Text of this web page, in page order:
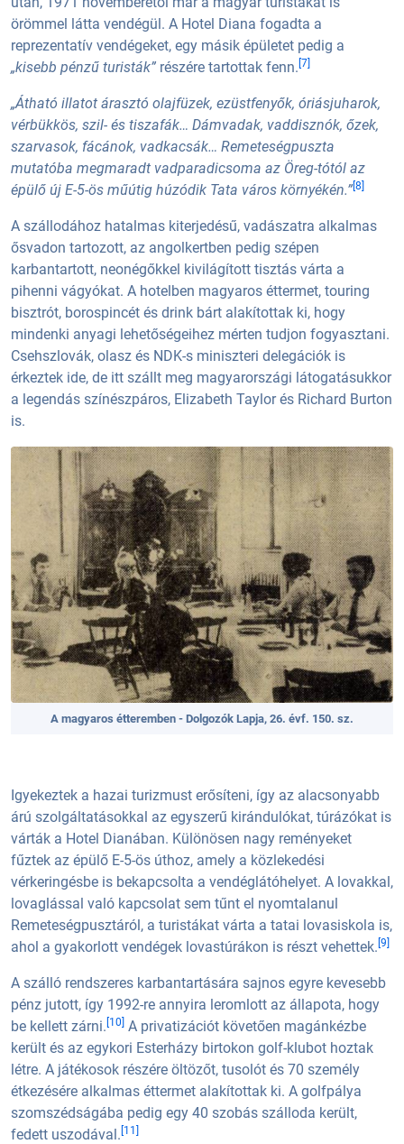
örömmel látta vendégül. A Hotel Diana fogadta a
reprezentatív vendégeket, egy másik épületet pedig a
„kisebb pénzű turisták” részére tartottak fenn. [7]
„Átható illatot árasztó olajfüzek, ezüstfenyők, óriásjuharok,
vérbükkös, szil- és tiszafák… Dámvadak, vaddisznók, őzek,
szarvasok, fácánok, vadkacsák… Remeteségpuszta
mutatóba megmaradt vadparadicsoma az Öreg-tótól az
épülő új E-5-ös műútig húzódik Tata város környékén.”[8]
A szállodához hatalmas kiterjedésű, vadászatra alkalmas
ősvadon tartozott, az angolkertben pedig szépen
karbantartott, neonégőkkel kivilágított tisztás várta a
pihenni vágyókat. A hotelben magyaros éttermet, touring
bisztrót, borospincét és drink bárt alakítottak ki, hogy
mindenki anyagi lehetőségeihez mérten tudjon fogyasztani.
Csehszlovák, olasz és NDK-s miniszteri delegációk is
érkeztek ide, de itt szállt meg magyarországi látogatásukkor
a legendás színészpáros, Elizabeth Taylor és Richard Burton
is.
A magyaros étteremben - Dolgozók Lapja, 26. évf. 150. sz.
Igyekeztek a hazai turizmust erősíteni, így az alacsonyabb
árú szolgáltatásokkal az egyszerű kirándulókat, túrázókat is
várták a Hotel Dianában. Különösen nagy reményeket
fűztek az épülő E-5-ös úthoz, amely a közlekedési
vérkeringésbe is bekapcsolta a vendéglátóhelyet. A lovakkal,
lovaglással való kapcsolat sem tűnt el nyomtalanul
Remeteségpusztáról, a turistákat várta a tatai lovasiskola is,
ahol a gyakorlott vendégek lovastúrákon is részt vehettek. [9]
A szálló rendszeres karbantartására sajnos egyre kevesebb
pénz jutott, így 1992-re annyira leromlott az állapota, hogy
be kellett zárni. [10] A privatizációt követően magánkézbe
került és az egykori Esterházy birtokon golf-klubot hoztak
létre. A játékosok részére öltözőt, tusolót és 70 személy
étkezésére alkalmas éttermet alakítottak ki. A golfpálya
szomszédságába pedig egy 40 szobás szálloda került,
fedett uszodával. [11]